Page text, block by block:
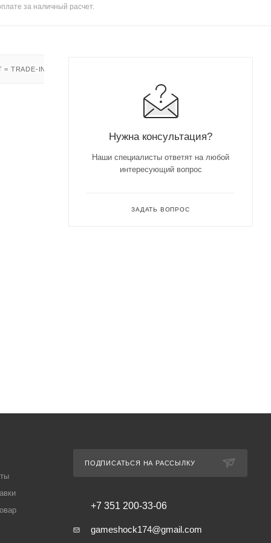
за наличный расчет.
TRADE-IN
Нужна консультация?
Наши специалисты ответят на любой
интересующий вопрос
ЗАДАТЬ ВОПРОС
ПОДПИСАТЬСЯ НА РАССЫЛКУ
+7 351 200-33-06
gameshock174@gmail.com